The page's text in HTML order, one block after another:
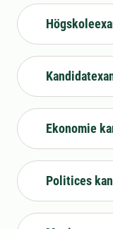
Ekonomie
Politices